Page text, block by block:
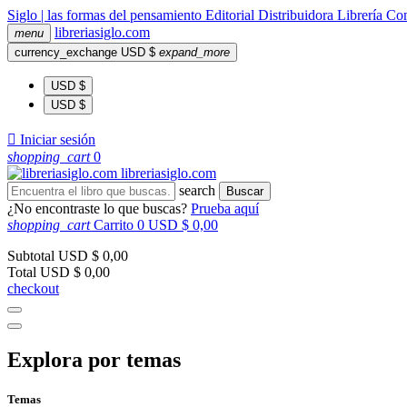
Siglo | las formas del pensamiento Editorial Distribuidora Librería
menu libreriasiglo.com
currency_exchange USD $ expand_more
USD $
USD $
 Iniciar sesión
shopping_cart 0
libreriasiglo.com
search
Buscar
¿No encontraste lo que buscas? Prueba aquí
shopping_cart Carrito 0 USD $ 0,00
Subtotal USD $ 0,00
Total USD $ 0,00
checkout
Explora por temas
Temas